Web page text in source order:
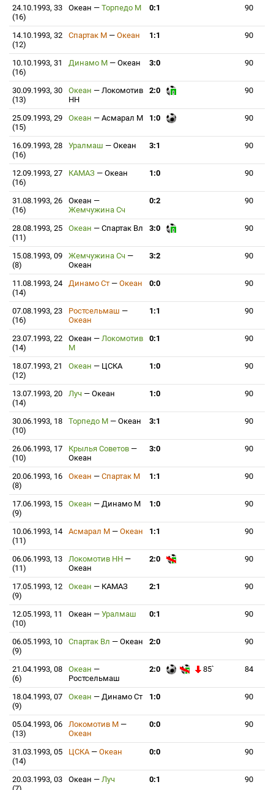
24.10.1993, 33
(16)
Океан — Торпедо М 0:1 90
14.10.1993, 32
(12)
Спартак М — Океан 1:1 90
10.10.1993, 31
(16)
Динамо М — Океан 3:0 90
30.09.1993, 30
(13)
Океан — Локомотив
НН
2:0 90
25.09.1993, 29
(15)
Океан — Асмарал М 1:0 90
16.09.1993, 28
(16)
Уралмаш — Океан 3:1 90
12.09.1993, 27
(16)
КАМАЗ — Океан 1:0 90
31.08.1993, 26
(16)
Океан —
Жемчужина Сч
0:2 90
28.08.1993, 25
(11)
Океан — Спартак Вл 3:0 90
15.08.1993, 09
(8)
Жемчужина Сч —
Океан
3:2 90
11.08.1993, 24
(14)
Динамо Ст — Океан 0:0 90
07.08.1993, 23
(16)
Ростсельмаш —
Океан
1:1 90
23.07.1993, 22
(14)
Океан — Локомотив
М
0:1 90
18.07.1993, 21
(12)
Океан — ЦСКА 1:0 90
13.07.1993, 20
(14)
Луч — Океан 1:0 90
30.06.1993, 18
(10)
Торпедо М — Океан 3:1 90
26.06.1993, 17
(10)
Крылья Советов —
Океан
3:0 90
20.06.1993, 16
(8)
Океан — Спартак М 1:1 90
17.06.1993, 15
(9)
Океан — Динамо М 1:0 90
10.06.1993, 14
(11)
Асмарал М — Океан 1:1 90
06.06.1993, 13
(11)
Локомотив НН —
Океан
2:0 90
17.05.1993, 12
(9)
Океан — КАМАЗ 2:1 90
12.05.1993, 11
(10)
Океан — Уралмаш 0:1 90
06.05.1993, 10
(9)
Спартак Вл — Океан 2:0 90
21.04.1993, 08
(6)
Океан —
Ростсельмаш
2:0 85` 84
18.04.1993, 07
(9)
Океан — Динамо Ст 1:0 90
05.04.1993, 06
(13)
Локомотив М —
Океан
0:0 90
31.03.1993, 05
(14)
ЦСКА — Океан 0:0 90
20.03.1993, 03
Океан — Луч 0:1 90